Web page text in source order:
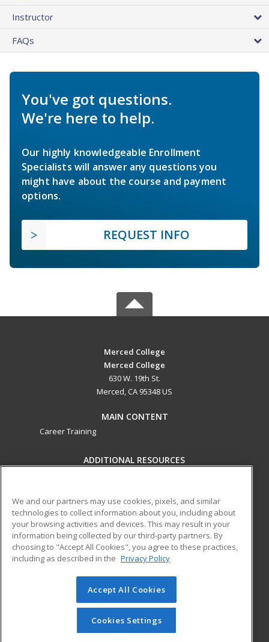
Instructor
FAQs
You've got questions.
We're here to help.
Our highly knowledgeable Enrollment
Specialists will answer any questions you
might have about the course and payment
options.
REQUEST INFO
Merced College
Merced College
630 W. 19th St.
Merced, CA 95348 US
MAIN CONTENT
Career Training
ADDITIONAL RESOURCES
Help
ed2go partners with this academic institution to provide
best-in-class non-credit online continuing education courses
that empower today’s workforce with relevant and
© 2026 ed2go, a division of Cengage Learning. All rights
reserved. The material on this site cannot be reproduced or
redistributed unless you have obtained prior written
We and our partners may use cookies, pixels, and similar
technologies to collect information about you, including about
your browsing activities and devices. This may result in your
information being collected by our third-party partners. By
choosing to "Accept All Cookies", you agree to these practices,
including as described in the Privacy Policy
Accept All Cookies
Cookies Settings